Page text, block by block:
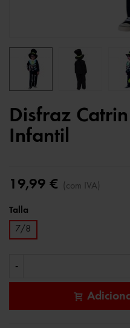
Disfraz
Infantil
19,99 € (com IVA)
Talla
7/8
-